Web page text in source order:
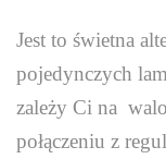
Jest to świetna
pojedynczych
zależy Ci na
połączeniu z